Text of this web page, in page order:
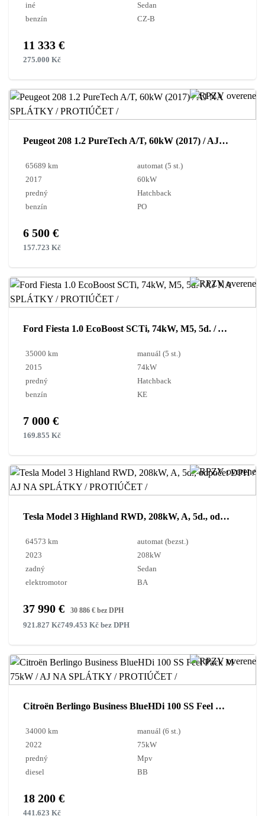
iné
benzín
Sedan
CZ-B
11 333 €
275.000 Kč
Peugeot 208 1.2 PureTech A/T, 60kW (2017) / AJ NA SPLÁTKY / PROTIÚČET /
65689 km
2017
predný
benzín
automat (5 st.)
60kW
Hatchback
PO
6 500 €
157.723 Kč
Ford Fiesta 1.0 EcoBoost SCTi, 74kW, M5, 5d. / AJ NA SPLÁTKY / PROTIÚČET /
35000 km
2015
predný
benzín
manuál (5 st.)
74kW
Hatchback
KE
7 000 €
169.855 Kč
Tesla Model 3 Highland RWD, 208kW, A, 5d., odpočet DPH / AJ NA SPLÁTKY / PROTIÚČET /
64573 km
2023
zadný
elektromotor
automat (bezst.)
208kW
Sedan
BA
37 990 € 30 886 € bez DPH
921.827 Kč749.453 Kč bez DPH
Citroën Berlingo Business BlueHDi 100 SS Feel Pack M 75kW / AJ NA SPLÁTKY / PROTIÚČET /
34000 km
2022
predný
diesel
manuál (6 st.)
75kW
Mpv
BB
18 200 €
441.623 Kč